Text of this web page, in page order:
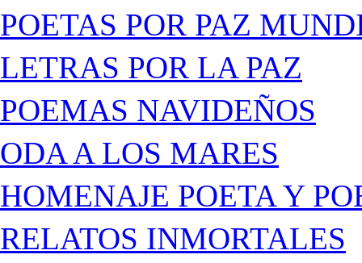
POETAS POR PAZ
LETRAS POR LA PAZ
POEMAS NAVIDEÑOS
ODA A LOS MARES
HOMENAJE POETA Y
RELATOS INMORTALES